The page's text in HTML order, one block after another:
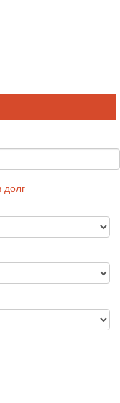
долг